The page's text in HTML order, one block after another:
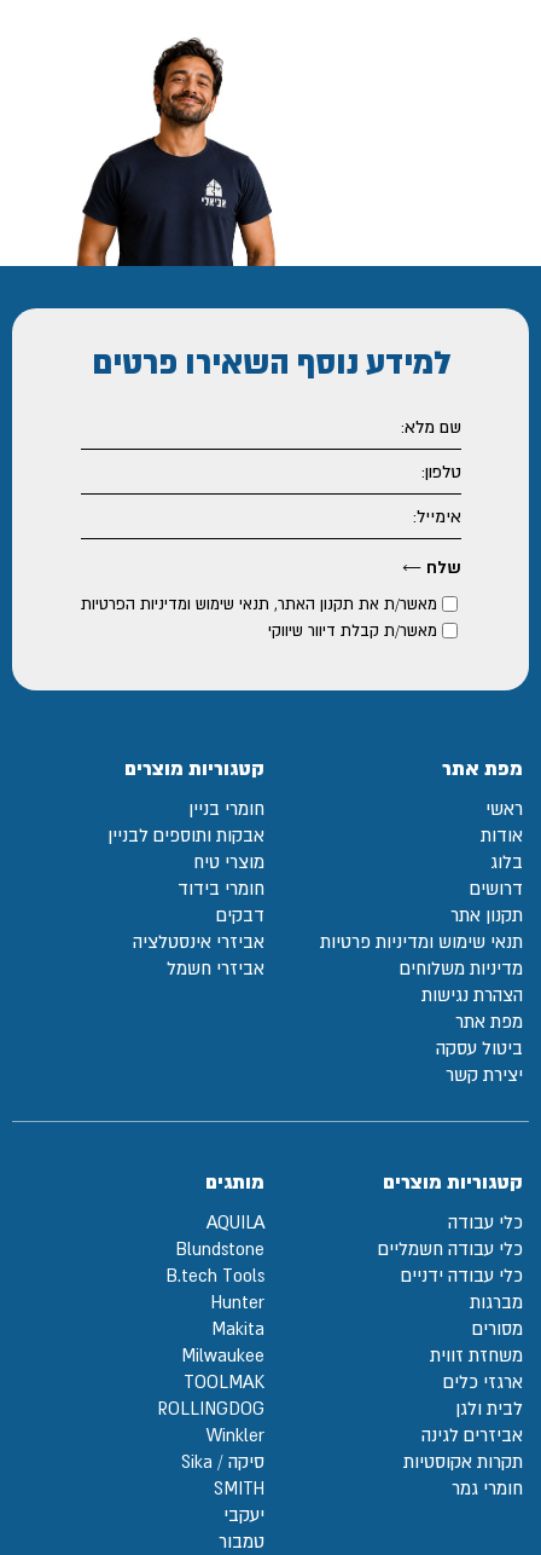
למידע נוסף השאירו פרטים
מאשר/ת את תקנון האתר, תנאי שימוש ומדיניות הפרטיות
מאשר/ת קבלת דיוור שיווקי
מפת אתר
ראשי
אודות
בלוג
דרושים
תקנון אתר
תנאי שימוש ומדיניות פרטיות
מדיניות משלוחים
הצהרת נגישות
מפת אתר
ביטול עסקה
יצירת קשר
קטגוריות מוצרים
חומרי בניין
אבקות ותוספים לבניין
מוצרי טיח
חומרי בידוד
דבקים
אביזרי אינסטלציה
אביזרי חשמל
קטגוריות מוצרים
כלי עבודה
כלי עבודה חשמליים
כלי עבודה ידניים
מברגות
מסורים
משחזת זווית
ארגזי כלים
לבית ולגן
אביזרים לגינה
תקרות אקוסטיות
חומרי גמר
מותגים
AQUILA
Blundstone
B.tech Tools
Hunter
Makita
Milwaukee
TOOLMAK
ROLLINGDOG
Winkler
סיקה / Sika
SMITH
יעקבי
טמבור